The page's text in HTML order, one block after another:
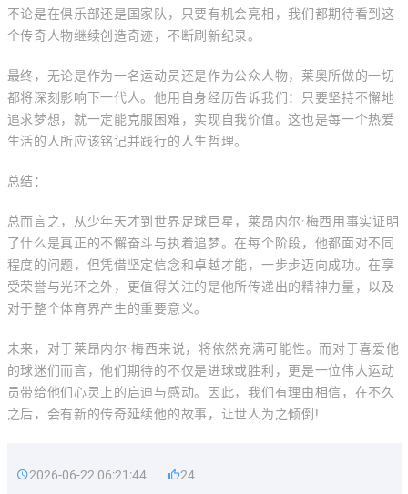
不论是在俱乐部还是国家队，只要有机会亮相，我们都期待看到这
个传奇人物继续创造奇迹，不断刷新纪录。
最终，无论是作为一名运动员还是作为公众人物，莱奥所做的一切
都将深刻影响下一代人。他用自身经历告诉我们：只要坚持不懈地
追求梦想，就一定能克服困难，实现自我价值。这也是每一个热爱
生活的人所应该铭记并践行的人生哲理。
总结：
总而言之，从少年天才到世界足球巨星，莱昂内尔·梅西用事实证明
了什么是真正的不懈奋斗与执着追梦。在每个阶段，他都面对不同
程度的问题，但凭借坚定信念和卓越才能，一步步迈向成功。在享
受荣誉与光环之外，更值得关注的是他所传递出的精神力量，以及
对于整个体育界产生的重要意义。
未来，对于莱昂内尔·梅西来说，将依然充满可能性。而对于喜爱他
的球迷们而言，他们期待的不仅是进球或胜利，更是一位伟大运动
员带给他们心灵上的启迪与感动。因此，我们有理由相信，在不久
之后，会有新的传奇延续他的故事，让世人为之倾倒!
2026-06-22 06:21:44 24